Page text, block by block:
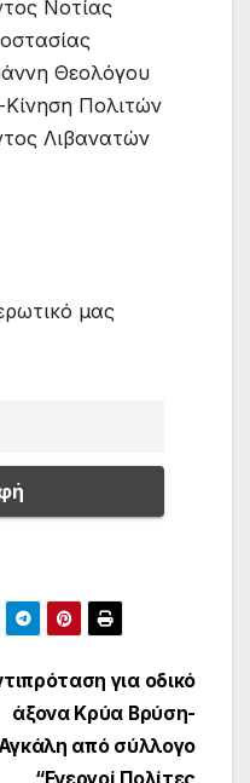
Νοτίας
Θεολόγου
Πολιτών
Λιβανατών
μας
για οδικό
άξονα Κρύα Βρύση-
Αγκάλη από σύλλογο
“Ενεργοί Πολίτες